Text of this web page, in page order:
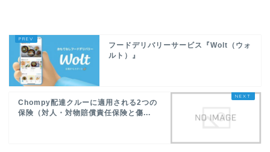
フードデリバリーサービス『Wolt（ウォ
ルト）』
Chompy配達クルーに適用される2つの
保険（対人・対物賠償責任保険と傷...